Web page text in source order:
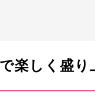
楽しく盛り